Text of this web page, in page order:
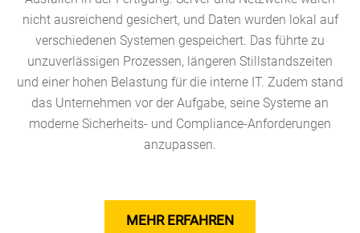
nicht ausreichend gesichert, und Daten wurden lokal auf
verschiedenen Systemen gespeichert. Das führte zu
unzuverlässigen Prozessen, längeren Stillstandszeiten
und einer hohen Belastung für die interne IT. Zudem stand
das Unternehmen vor der Aufgabe, seine Systeme an
moderne Sicherheits- und Compliance-Anforderungen
anzupassen.
MEHR ERFAHREN